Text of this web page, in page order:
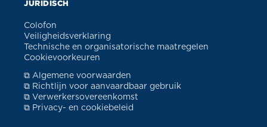
JURIDISCH
Colofon
Veiligheidsverklaring
Technische en organisatorische maatregelen
Cookievoorkeuren
⧉ Algemene voorwaarden
⧉ Richtlijn voor aanvaardbaar gebruik
⧉ Verwerkersovereenkomst
⧉ Privacy- en cookiebeleid